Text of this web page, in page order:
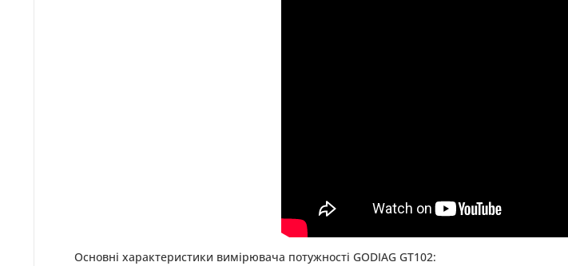
Основні характеристики вимірювача потужності GODIAG GT102: